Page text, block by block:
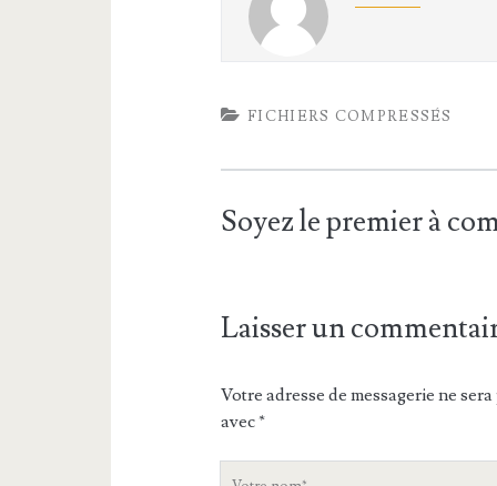
FICHIERS COMPRESSÉS
Soyez le premier à
Laisser un
Votre adresse de messagerie ne
avec*
V